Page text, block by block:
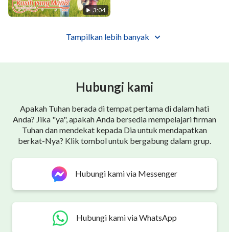
lebih dapat menunjukkan
kuasa dan otoritas Tuhan.
Ⅱ
Oleh karya penghakiman firman,
manusia dapat melihat
esensi dirinya yang rusak dan cemar,
Ini jalan agar manusia layak
'tuk kembali ke hadapan Tuhan.
Lewat penghakiman dan hajaran firman,
3:04
Tampilkan lebih banyak
Hubungi kami
Apakah Tuhan berada di tempat pertama di dalam hati
Anda? Jika "ya", apakah Anda bersedia mempelajari firman
Tuhan dan mendekat kepada Dia untuk mendapatkan
berkat-Nya? Klik tombol untuk bergabung dalam grup.
Hubungi kami via Messenger
Hubungi kami via WhatsApp